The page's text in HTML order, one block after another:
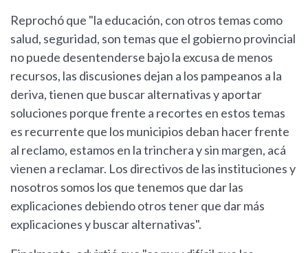
Reprochó que "la educación, con otros temas como
salud, seguridad, son temas que el gobierno provincial
no puede desentenderse bajo la excusa de menos
recursos, las discusiones dejan a los pampeanos a la
deriva, tienen que buscar alternativas y aportar
soluciones porque frente a recortes en estos temas
es recurrente que los municipios deban hacer frente
al reclamo, estamos en la trinchera y sin margen, acá
vienen a reclamar. Los directivos de las instituciones y
nosotros somos los que tenemos que dar las
explicaciones debiendo otros tener que dar más
explicaciones y buscar alternativas".